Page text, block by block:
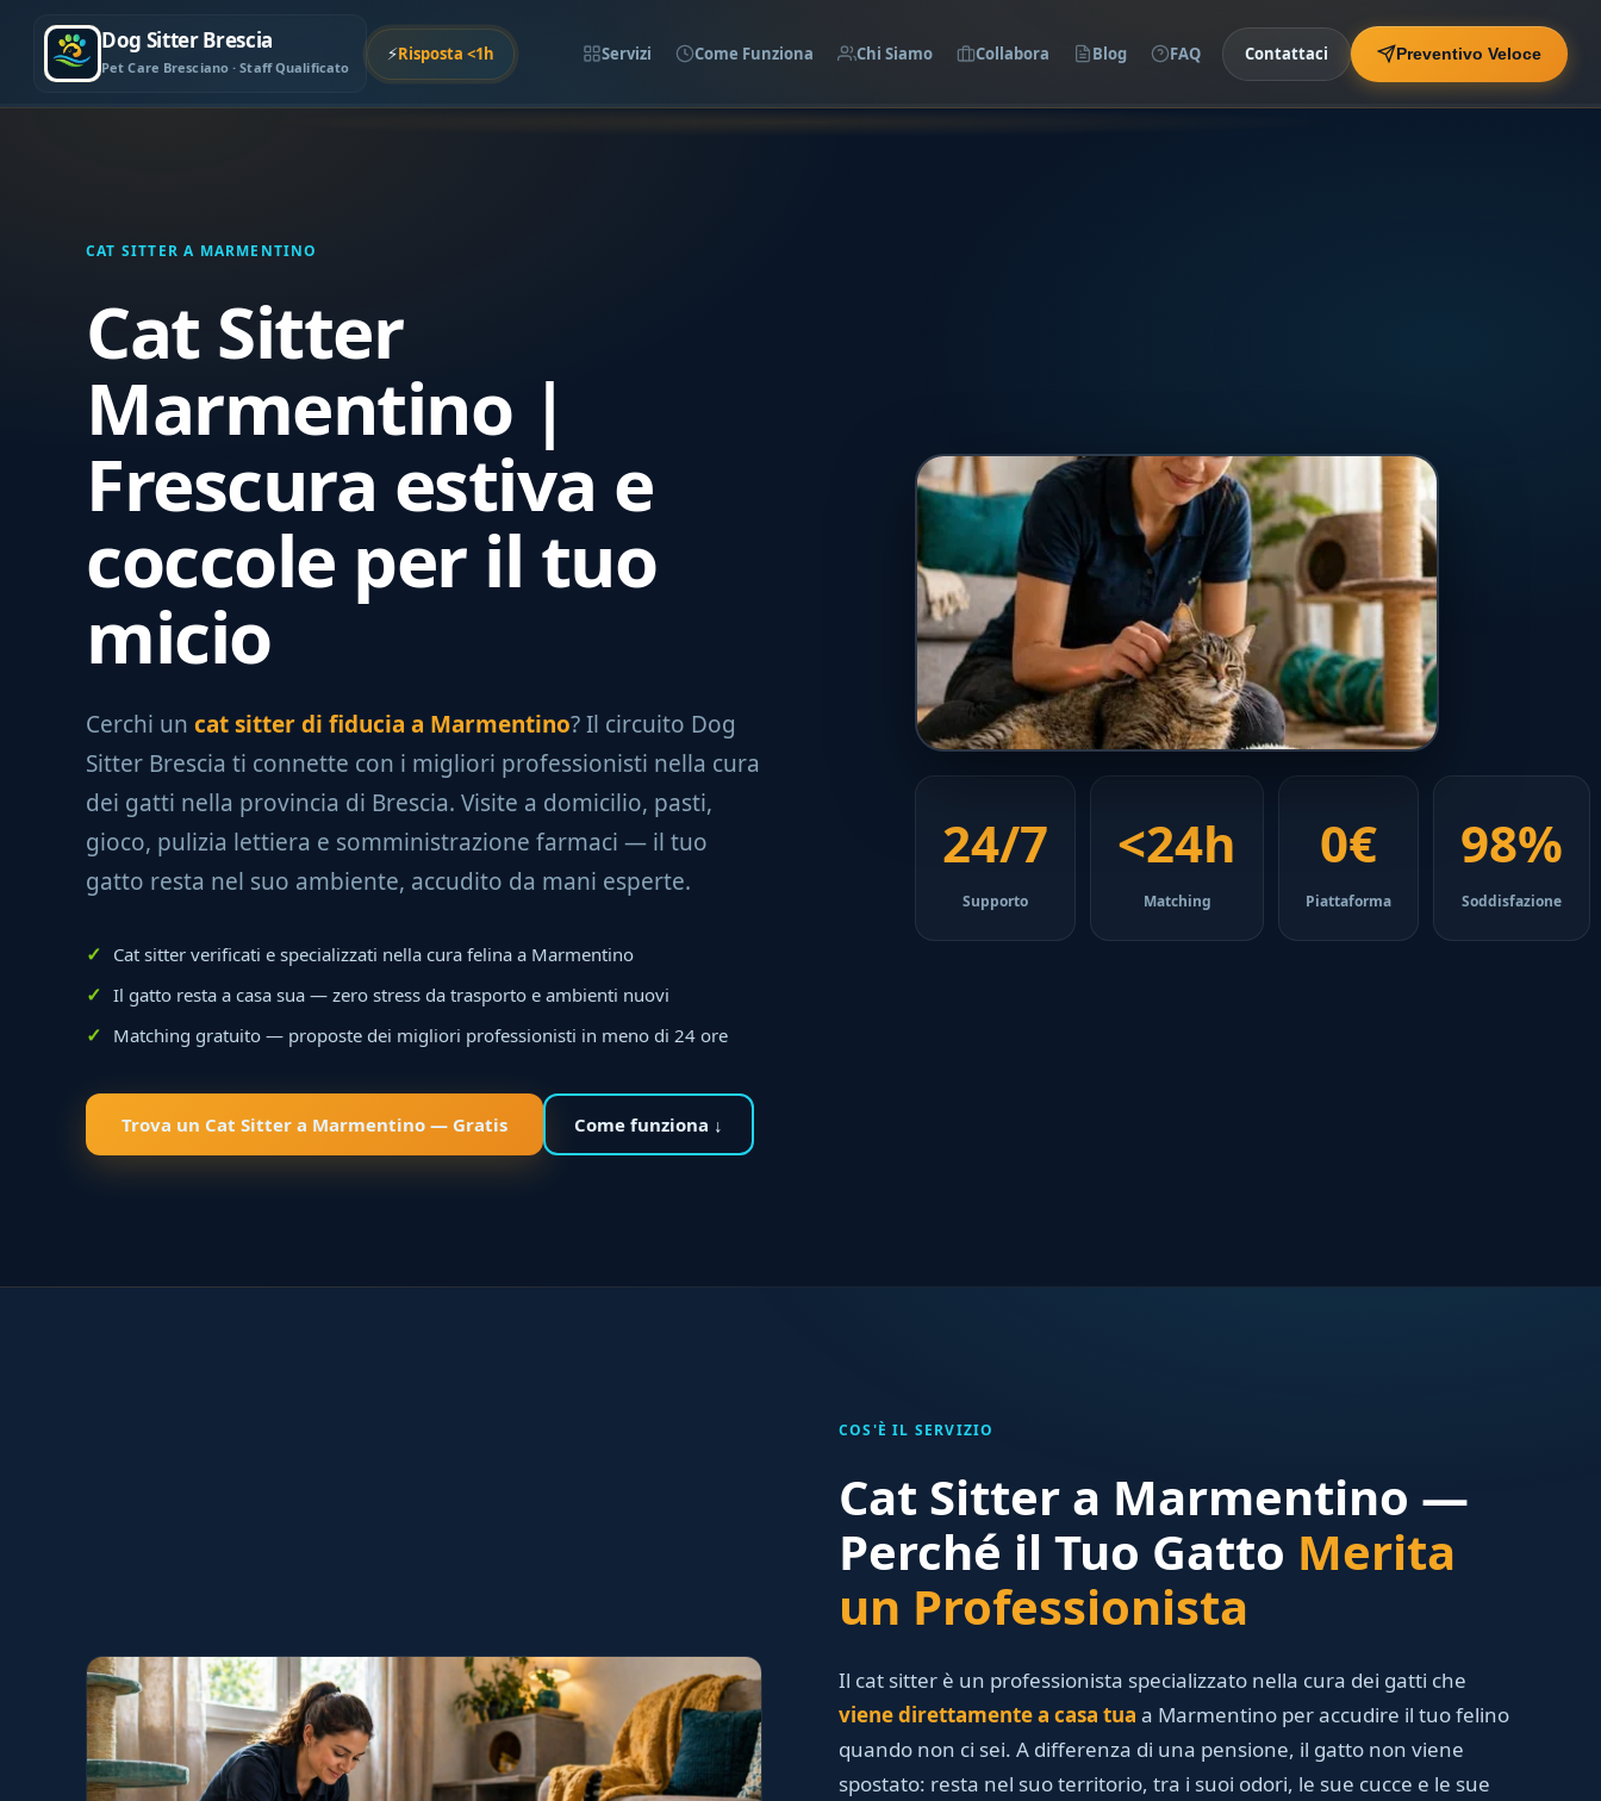
Dog Sitter Brescia
Pet Care Bresciano · Staff Qualificato
⚡Risposta <1h Servizi Come Funziona Chi Siamo Collabora Blog FAQ Contattaci Preventivo Veloce
CAT SITTER A MARMENTINO
Cat Sitter
Marmentino |
Frescura estiva e
coccole per il tuo
micio
Cerchi un cat sitter di fiducia a Marmentino? Il circuito Dog
Sitter Brescia ti connette con i migliori professionisti nella cura
dei gatti nella provincia di Brescia. Visite a domicilio, pasti,
gioco, pulizia lettiera e somministrazione farmaci — il tuo
gatto resta nel suo ambiente, accudito da mani esperte.
Cat sitter verificati e specializzati nella cura felina a Marmentino
Il gatto resta a casa sua — zero stress da trasporto e ambienti nuovi
Matching gratuito — proposte dei migliori professionisti in meno di 24 ore
Trova un Cat Sitter a Marmentino — Gratis Come funziona ↓
24/7
Supporto
<24h
Matching
0€
Piattaforma
98%
Soddisfazione
COS'È IL SERVIZIO
Cat Sitter a Marmentino —
Perché il Tuo Gatto Merita
un Professionista
Il cat sitter è un professionista specializzato nella cura dei gatti che
viene direttamente a casa tua a Marmentino per accudire il tuo felino
quando non ci sei. A differenza di una pensione, il gatto non viene
spostato: resta nel suo territorio, tra i suoi odori, le sue cucce e le sue